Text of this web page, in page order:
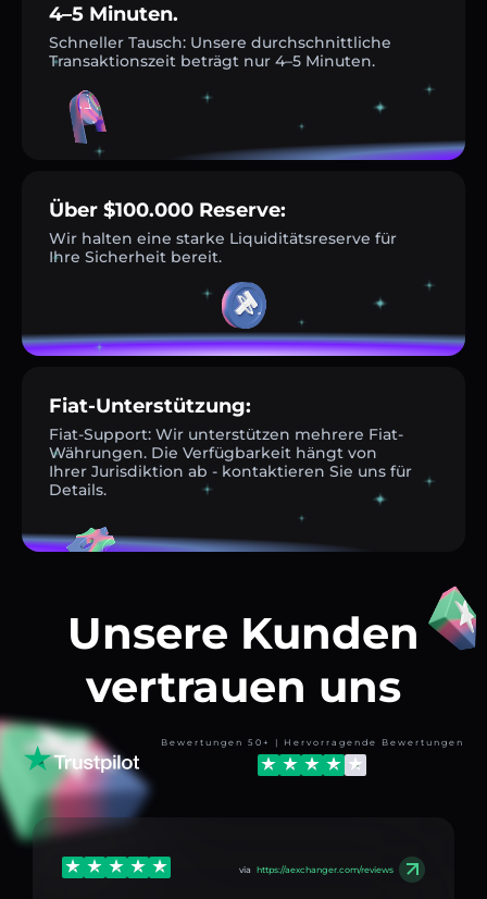
4–5 Minuten.
Schneller Tausch: Unsere durchschnittliche
Transaktionszeit beträgt nur 4–5 Minuten.
Über $100.000 Reserve:
Wir halten eine starke Liquiditätsreserve für
Ihre Sicherheit bereit.
Fiat-Unterstützung:
Fiat-Support: Wir unterstützen mehrere Fiat-
Währungen. Die Verfügbarkeit hängt von
Ihrer Jurisdiktion ab - kontaktieren Sie uns für
Details.
Unsere Kunden
vertrauen uns
Bewertungen 50+ | Hervorragende Bewertungen
via https://aexchanger.com/reviews